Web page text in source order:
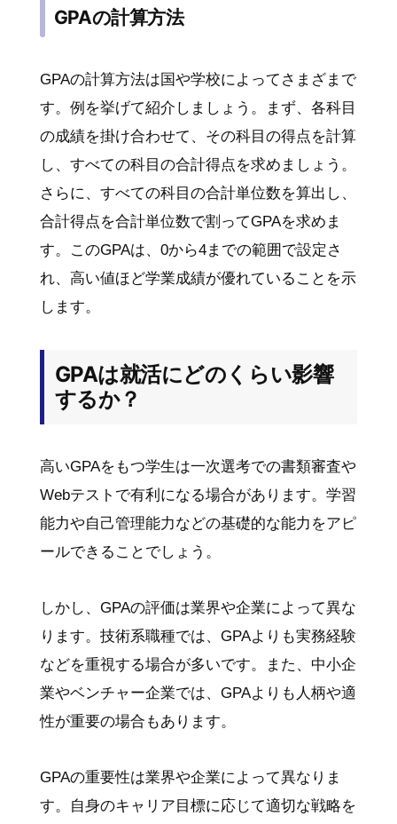
GPAの計算方法
GPAの計算方法は国や学校によってさまざまで
す。例を挙げて紹介しましょう。まず、各科目
の成績を掛け合わせて、その科目の得点を計算
し、すべての科目の合計得点を求めましょう。
さらに、すべての科目の合計単位数を算出し、
合計得点を合計単位数で割ってGPAを求めま
す。このGPAは、0から4までの範囲で設定さ
れ、高い値ほど学業成績が優れていることを示
します。
GPAは就活にどのくらい影響
するか？
高いGPAをもつ学生は一次選考での書類審査や
Webテストで有利になる場合があります。学習
能力や自己管理能力などの基礎的な能力をアピ
ールできることでしょう。
しかし、GPAの評価は業界や企業によって異な
ります。技術系職種では、GPAよりも実務経験
などを重視する場合が多いです。また、中小企
業やベンチャー企業では、GPAよりも人柄や適
性が重要の場合もあります。
GPAの重要性は業界や企業によって異なりま
す。自身のキャリア目標に応じて適切な戦略を